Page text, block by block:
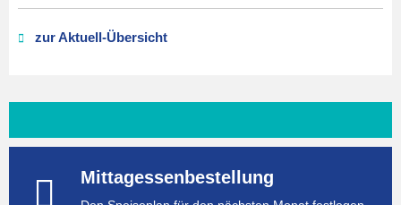
zur Aktuell-Übersicht
Mittagessenbestellung